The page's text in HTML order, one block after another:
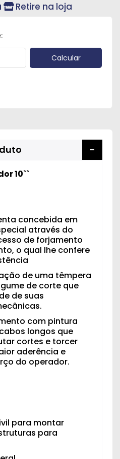
Retire na loja
10``
concebida em
através do
de forjamento
o qual lhe confere
de uma têmpera
de corte que
de suas
com pintura
longos que
cortes e torcer
aderência e
do operador.
para montar
para